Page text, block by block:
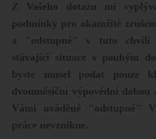
Z Vašeho dotazu mi
podmínky pro okamžité
a "odstupné" v tuto chvíli
stávající situace s pouhým
byste musel podat pouze
dvouměsíční výpovědní
Vámi uváděné "odstupné"
práce nevznikne.